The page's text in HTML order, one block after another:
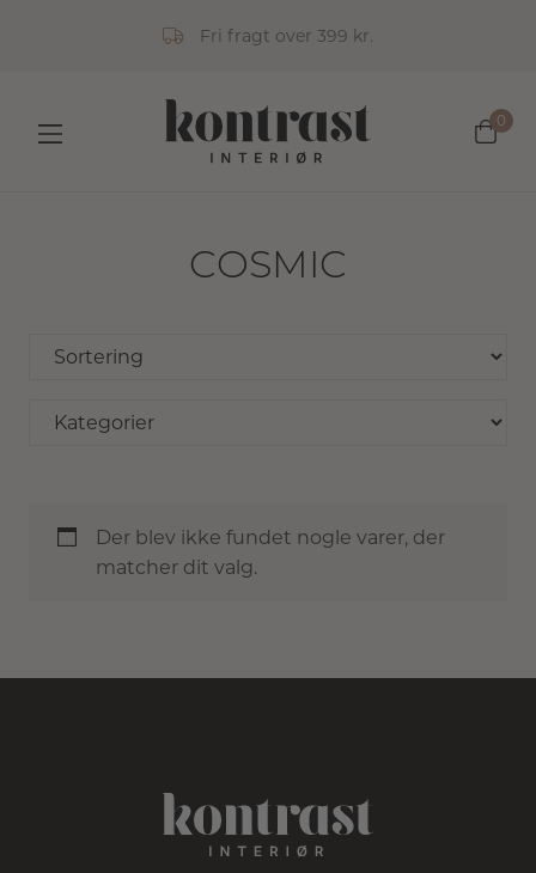
Fri fragt over 399 kr.
0
COSMIC
Der blev ikke fundet nogle varer, der
matcher dit valg.